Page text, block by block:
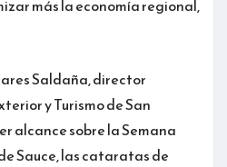
más la economía regional,
Saldaña, director
y Turismo de San
alcance sobre la Semana
Sauce, las cataratas de